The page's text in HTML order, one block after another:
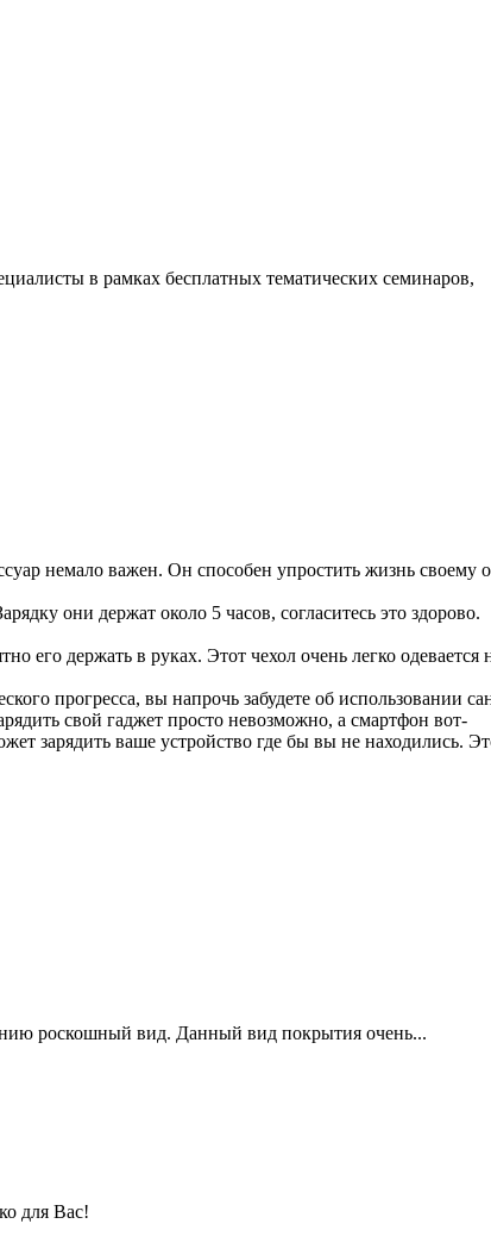
в рамках бесплатных тематических семинаров,
немало важен. Он способен упростить жизнь
они держат около 5 часов, согласитесь это здорово.
его держать в руках. Этот чехол очень легко
прогресса, вы напрочь забудете об
свой гаджет просто невозможно, а смартфон вот-
ваше устройство где бы вы не находились.
роскошный вид. Данный вид покрытия очень...
для Вас!